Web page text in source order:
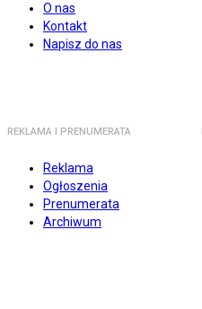
O nas
Kontakt
Napisz do nas
REKLAMA I PRENUMERATA
Reklama
Ogłoszenia
Prenumerata
Archiwum